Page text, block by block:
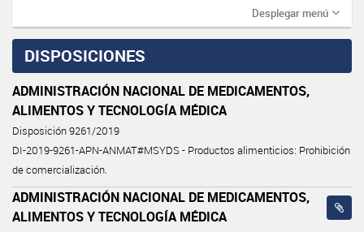
Desplegar menú
DISPOSICIONES
ADMINISTRACIÓN NACIONAL DE MEDICAMENTOS,
ALIMENTOS Y TECNOLOGÍA MÉDICA
Disposición 9261/2019
DI-2019-9261-APN-ANMAT#MSYDS - Productos alimenticios: Prohibición
de comercialización.
ADMINISTRACIÓN NACIONAL DE MEDICAMENTOS,
ALIMENTOS Y TECNOLOGÍA MÉDICA